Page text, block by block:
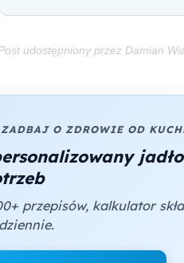
udostępniony przez Damian
ZADBAJ O ZDROWIE OD
przepisów, kalkulator